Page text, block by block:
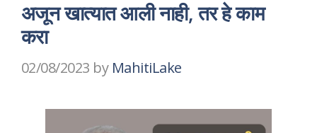
अजून खात्यात आली नाही, तर हे काम
करा
02/08/2023 by MahitiLake